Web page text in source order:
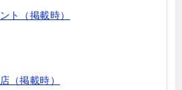
ト（掲載時）
（掲載時）